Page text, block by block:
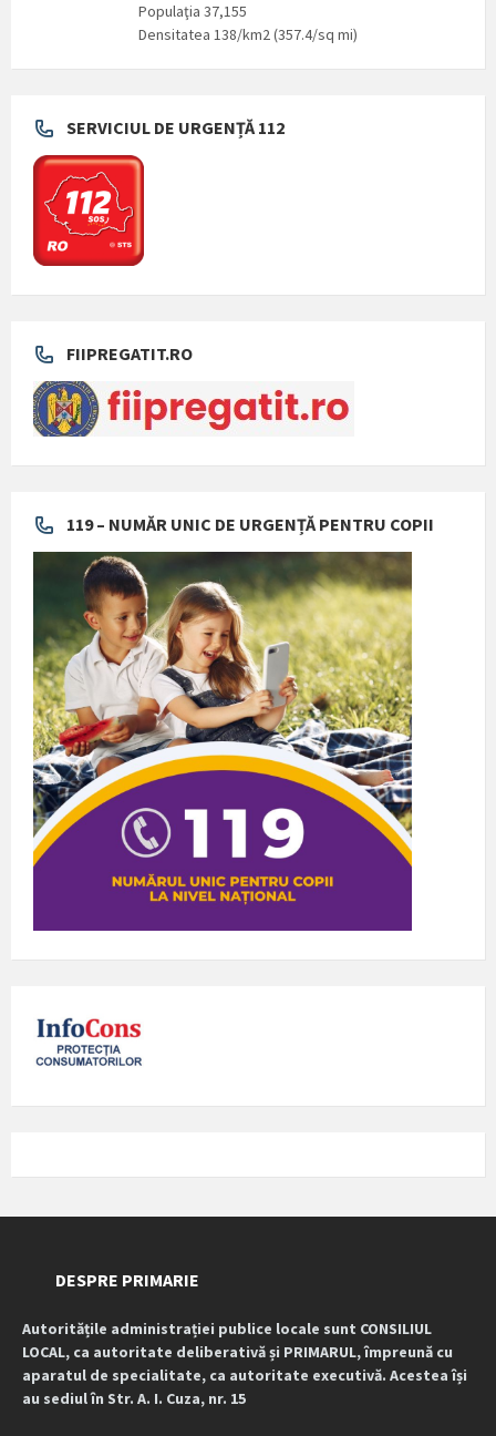
Populaţia 37,155
Densitatea 138/km2 (357.4/sq mi)
SERVICIUL DE URGENȚĂ 112
FIIPREGATIT.RO
119 – NUMĂR UNIC DE URGENȚĂ PENTRU COPII
DESPRE PRIMARIE
Autoritățile administrației publice locale sunt CONSILIUL
LOCAL, ca autoritate deliberativă și PRIMARUL, împreună cu
aparatul de specialitate, ca autoritate executivă. Acestea își
au sediul în Str. A. I. Cuza, nr. 15